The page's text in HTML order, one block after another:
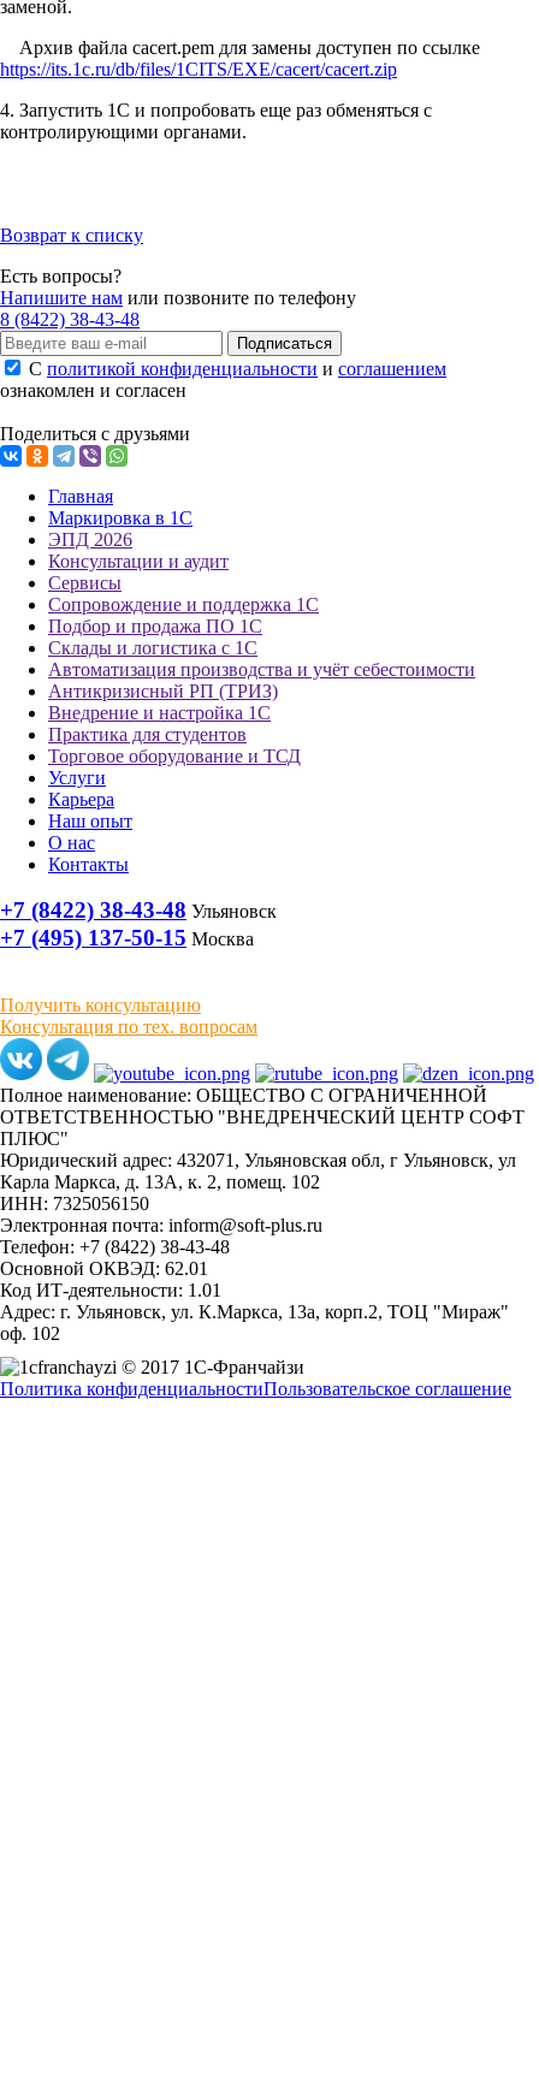
заменой.
Архив файла cacert.pem для замены доступен по ссылке
https://its.1c.ru/db/files/1CITS/EXE/cacert/cacert.zip
4. Запустить 1С и попробовать еще раз обменяться с
контролирующими органами.
Возврат к списку
Есть вопросы?
Напишите нам или позвоните по телефону
8 (8422) 38-43-48
Подписаться
С политикой конфиденциальности и соглашением
ознакомлен и согласен
Поделиться с друзьями
Главная
Маркировка в 1С
ЭПД 2026
Консультации и аудит
Сервисы
Сопровождение и поддержка 1С
Подбор и продажа ПО 1С
Склады и логистика с 1С
Автоматизация производства и учёт себестоимости
Антикризисный РП (ТРИЗ)
Внедрение и настройка 1С
Практика для студентов
Торговое оборудование и ТСД
Услуги
Карьера
Наш опыт
О нас
Контакты
+7 (8422) 38-43-48 Ульяновск
+7 (495) 137-50-15 Москва
Получить консультацию
Консультация по тех. вопросам
Полное наименование: ОБЩЕСТВО С ОГРАНИЧЕННОЙ
ОТВЕТСТВЕННОСТЬЮ "ВНЕДРЕНЧЕСКИЙ ЦЕНТР СОФТ
ПЛЮС"
Юридический адрес: 432071, Ульяновская обл, г Ульяновск, ул
Карла Маркса, д. 13А, к. 2, помещ. 102
ИНН: 7325056150
Электронная почта: inform@soft-plus.ru
Телефон: +7 (8422) 38-43-48
Основной ОКВЭД: 62.01
Код ИТ-деятельности: 1.01
Адрес: г. Ульяновск, ул. К.Маркса, 13а, корп.2, ТОЦ "Мираж"
оф. 102
© 2017 1С-Франчайзи
Политика конфиденциальностиПользовательское соглашение